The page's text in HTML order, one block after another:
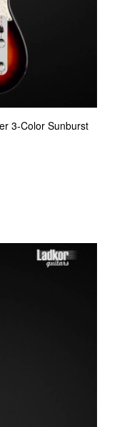
3-Color Sunburst